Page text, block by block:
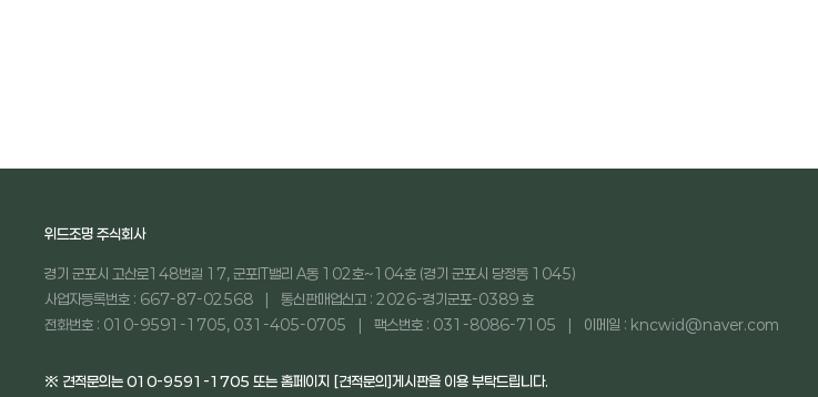
위드조명 주식회사
경기 군포시 고산로148번길 17, 군포IT밸리 A동 102호~104호 (경기 군포시 당정동 1045)
사업자등록번호 : 667-87-02568
통신판매업신고 : 2026-경기군포-0389 호
전화번호 : 010-9591-1705, 031-405-0705
팩스번호 : 031-8086-7105 이메일 : kncwid@naver.com
※ 견적문의는 010-9591-1705 또는 홈페이지 [견적문의]게시판을 이용 부탁드립니다.